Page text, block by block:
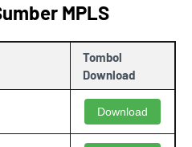
MPLS
Tombol
Download
Download